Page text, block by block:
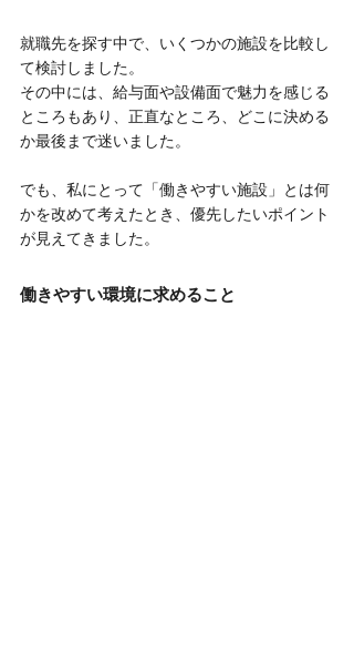
就職先を探す中で、いくつかの施設を比較し
て検討しました。
その中には、給与面や設備面で魅力を感じる
ところもあり、正直なところ、どこに決める
か最後まで迷いました。
でも、私にとって「働きやすい施設」とは何
かを改めて考えたとき、優先したいポイント
が見えてきました。
働きやすい環境に求めること